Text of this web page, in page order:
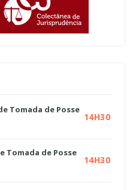
Tomada de Posse
14H30
Tomada de Posse
14H30